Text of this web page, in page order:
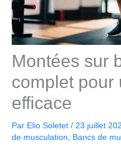
Montées sur
complet pour
efficace
Par Elio Soletet / 23 juillet
de musculation
Bancs de